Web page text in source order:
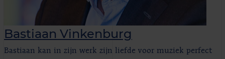
Bastiaan Vinkenburg
Bastiaan kan in zijn werk zijn liefde voor muziek perfect